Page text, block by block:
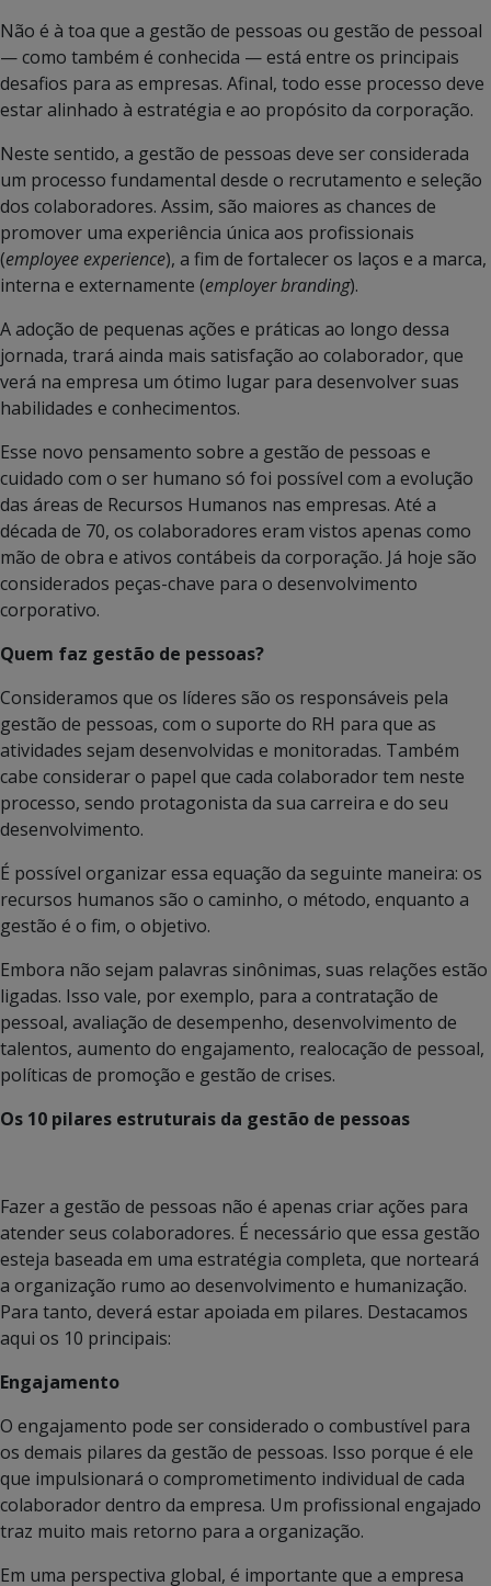
Não é à toa que a gestão de pessoas ou gestão de pessoal
— como também é conhecida — está entre os principais
desafios para as empresas. Afinal, todo esse processo deve
estar alinhado à estratégia e ao propósito da corporação.
Neste sentido, a gestão de pessoas deve ser considerada
um processo fundamental desde o recrutamento e seleção
dos colaboradores. Assim, são maiores as chances de
promover uma experiência única aos profissionais
(employee experience), a fim de fortalecer os laços e a marca,
interna e externamente (employer branding).
A adoção de pequenas ações e práticas ao longo dessa
jornada, trará ainda mais satisfação ao colaborador, que
verá na empresa um ótimo lugar para desenvolver suas
habilidades e conhecimentos.
Esse novo pensamento sobre a gestão de pessoas e
cuidado com o ser humano só foi possível com a evolução
das áreas de Recursos Humanos nas empresas. Até a
década de 70, os colaboradores eram vistos apenas como
mão de obra e ativos contábeis da corporação. Já hoje são
considerados peças-chave para o desenvolvimento
corporativo.
Quem faz gestão de pessoas?
Consideramos que os líderes são os responsáveis pela
gestão de pessoas, com o suporte do RH para que as
atividades sejam desenvolvidas e monitoradas. Também
cabe considerar o papel que cada colaborador tem neste
processo, sendo protagonista da sua carreira e do seu
desenvolvimento.
É possível organizar essa equação da seguinte maneira: os
recursos humanos são o caminho, o método, enquanto a
gestão é o fim, o objetivo.
Embora não sejam palavras sinônimas, suas relações estão
ligadas. Isso vale, por exemplo, para a contratação de
pessoal, avaliação de desempenho, desenvolvimento de
talentos, aumento do engajamento, realocação de pessoal,
políticas de promoção e gestão de crises.
Os 10 pilares estruturais da gestão de pessoas
Fazer a gestão de pessoas não é apenas criar ações para
atender seus colaboradores. É necessário que essa gestão
esteja baseada em uma estratégia completa, que norteará
a organização rumo ao desenvolvimento e humanização.
Para tanto, deverá estar apoiada em pilares. Destacamos
aqui os 10 principais:
Engajamento
O engajamento pode ser considerado o combustível para
os demais pilares da gestão de pessoas. Isso porque é ele
que impulsionará o comprometimento individual de cada
colaborador dentro da empresa. Um profissional engajado
traz muito mais retorno para a organização.
Em uma perspectiva global, é importante que a empresa